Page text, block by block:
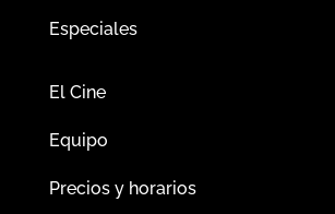
Especiales
El Cine
Equipo
Precios y horarios